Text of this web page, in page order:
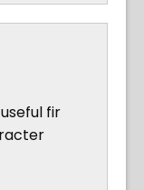
fir